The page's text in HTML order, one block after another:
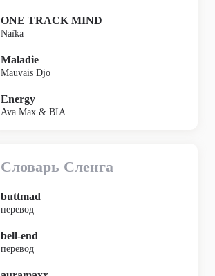
ONE TRACK MIND
Naïka
Maladie
Mauvais Djo
Energy
Ava Max & BIA
Словарь Сленга
buttmad
перевод
bell-end
перевод